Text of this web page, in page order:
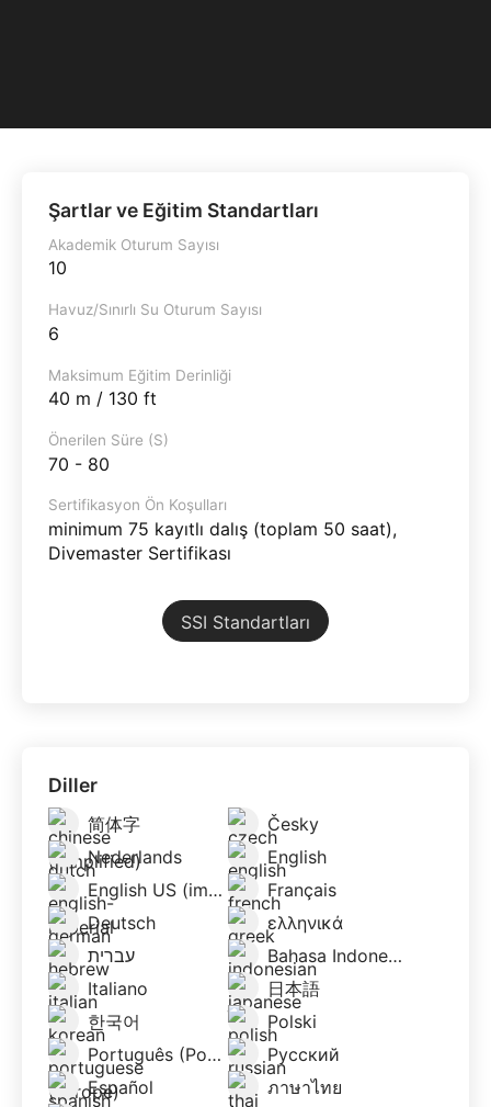
Şartlar ve Eğitim Standartları
Akademik Oturum Sayısı
10
Havuz/Sınırlı Su Oturum Sayısı
6
Maksimum Eğitim Derinliği
40 m / 130 ft
Önerilen Süre (S)
70 - 80
Sertifikasyon Ön Koşulları
minimum 75 kayıtlı dalış (toplam 50 saat),
Divemaster Sertifikası
SSI Standartları
Diller
简体字
Česky
Nederlands
English
English US (imperial)
Français
Deutsch
ελληνικά
עברית
Bahasa Indonesia
Italiano
日本語
한국어
Polski
Português (Portugal)
Русский
Español
ภาษาไทย